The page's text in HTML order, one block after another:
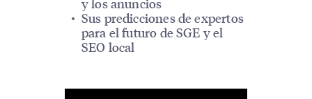
y los anuncios
Sus predicciones de expertos
para el futuro de SGE y el
SEO local